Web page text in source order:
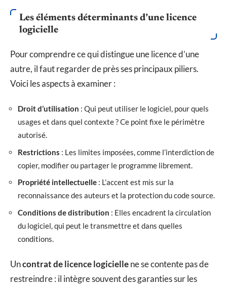
Les éléments déterminants d’une licence
logicielle
Pour comprendre ce qui distingue une licence d’une
autre, il faut regarder de près ses principaux piliers.
Voici les aspects à examiner :
Droit d’utilisation : Qui peut utiliser le logiciel, pour quels
usages et dans quel contexte ? Ce point fixe le périmètre
autorisé.
Restrictions : Les limites imposées, comme l’interdiction de
copier, modifier ou partager le programme librement.
Propriété intellectuelle : L’accent est mis sur la
reconnaissance des auteurs et la protection du code source.
Conditions de distribution : Elles encadrent la circulation
du logiciel, qui peut le transmettre et dans quelles
conditions.
Uncontrat de licence logiciellene se contente pas de
restreindre : il intègre souvent des garanties sur les